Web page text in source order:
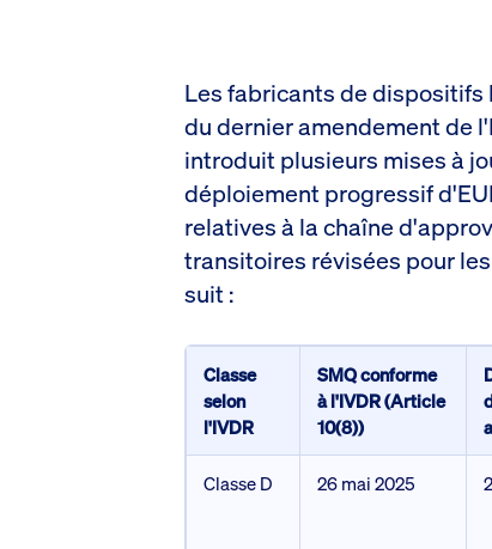
Les fabricants de
du dernier amendement de
introduit plusieurs mises à
déploiement progressif
relatives à la chaîne
transitoires révisées pour
suit :
Classe
selon
l'IVDR
SMQ conforme
à l'IVDR (Article
10(8))
Classe D 26 mai 2025